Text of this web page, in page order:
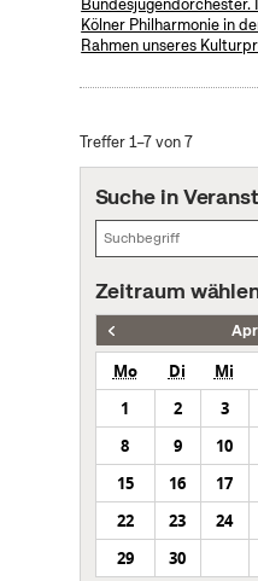
Kölner Philharmonie in
Rahmen unseres
Treffer 1–7 von 7
Suche in
Zeitraum
Mo Di Mi
1
2 3
8
9 10
15
16 17
22
23 24
29
30